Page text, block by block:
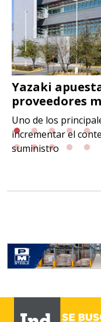
Yazaki
proveedores
Uno de los
incrementar el
suministro